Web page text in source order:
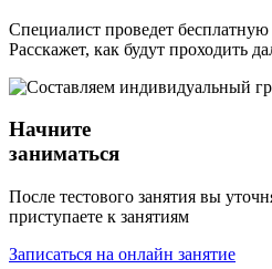
Специалист проведет
Расскажет, как будут проходить
Начните
заниматься
После тестового занятия вы
приступаете к занятиям
Записаться на онлайн занятие